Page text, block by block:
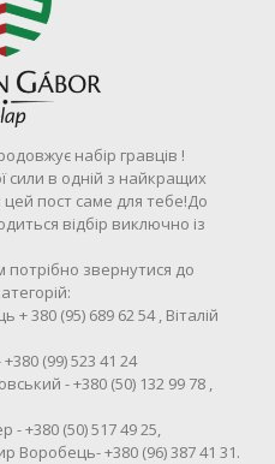
набір гравців !
сили в одній з найкращих
цей пост саме для тебе!До
відбір виключно із
звернутися до
+ 380 (95) 689 62 54 , Віталій
(99) 523 41 24
- +380 (50) 132 99 78 ,
- +380 (50) 517 49 25,
Воробець- +380 (96) 387 41 31.